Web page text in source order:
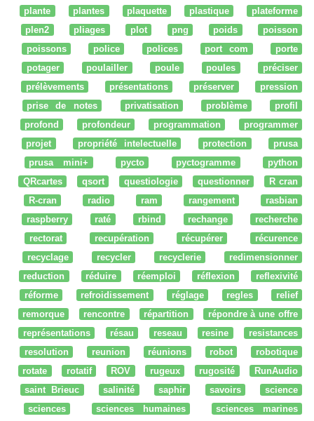
plante
plantes plaquette plastique
plateforme
plen2
pliages plot png poids
poisson
poissons
police polices port com
porte
potager
poulailler poule poules
préciser
prélèvements
présentations préserver
pression
prise de notes
privatisation problème
profil
profond
profondeur programmation
programmer
projet
propriété intelectuelle protection
prusa
prusa mini+
pycto pyctogramme
python
QRcartes
qsort questiologie questionner
R cran
R-cran
radio ram rangement
rasbian
raspberry
raté rbind rechange
recherche
rectorat
recupération récupérer
récurence
recyclage
recycler recyclerie
redimensionner
reduction
réduire réemploi réflexion
reflexivité
réforme
refroidissement réglage regles
relief
remorque
rencontre répartition
répondre à une offre
représentations
résau reseau resine
resistances
resolution
reunion réunions robot
robotique
rotate
rotatif ROV rugeux rugosité
RunAudio
saint Brieuc
salinité saphir savoirs
science
sciences
sciences humaines
sciences marines